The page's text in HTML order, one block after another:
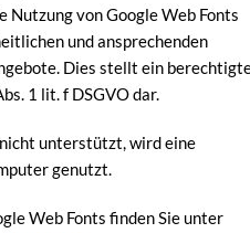
von Google Web Fonts
und ansprechenden
Dies stellt ein
1 lit. f DSGVO dar.
unterstützt, wird eine
genutzt.
Web Fonts finden Sie unter